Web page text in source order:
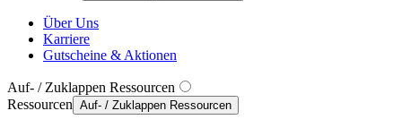
Über Uns
Karriere
Gutscheine & Aktionen
Auf- / Zuklappen Ressourcen
Ressourcen Auf- / Zuklappen Ressourcen